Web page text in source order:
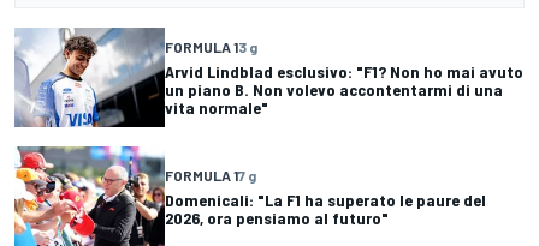
FORMULA 13 g
Arvid Lindblad esclusivo: "F1? Non ho mai avuto
un piano B. Non volevo accontentarmi di una
vita normale"
FORMULA 17 g
Domenicali: "La F1 ha superato le paure del
2026, ora pensiamo al futuro"